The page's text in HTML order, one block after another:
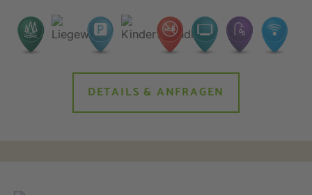
DETAILS & ANFRAGEN